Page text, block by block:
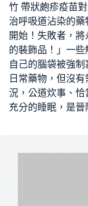
竹 帶狀皰疹疫苗
治呼吸道沾染的
開始！失敗者，
的裝飾品！」一
自己的腦袋被強
日常藥物，但沒
況，公道炊事、
充分的睡眠，是晉